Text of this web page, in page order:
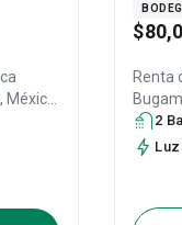
, México
Renta
2
Luz